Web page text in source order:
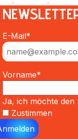
E-Mail*
Vorname*
Ja, ich möchte den
Zustimmen